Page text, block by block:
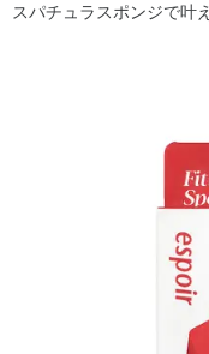
スパチュラスポンジで叶